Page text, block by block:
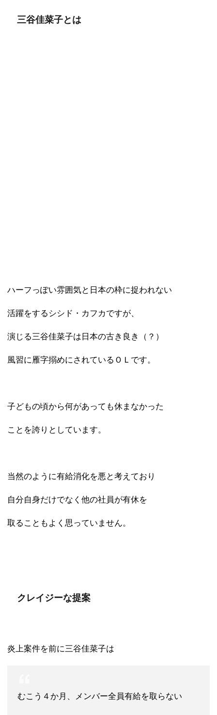
三谷佳菜子とは
ハーフっぽい雰囲気と日本の枠に捉われない
活躍をするシシド・カフカですが、
演じる三谷佳菜子は日本の古き良き（？）
風習に雁字搦めにされているＯＬです。
子どもの頃から何があっても休まなかった
ことを誇りとしています。
当然のように有給消化を悪と考えており
自分自身だけでなく他の社員が有休を
取ることもよく思っていません。
クレイジーな提案
炎上案件を前に三谷佳菜子は
むこう４か月、メンバー全員有給を取らない